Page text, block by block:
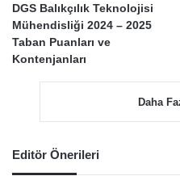
DGS Balıkçılık Teknolojisi
Mühendisliği 2024 – 2025
Taban Puanları ve
Kontenjanları
Daha
Editör Önerileri